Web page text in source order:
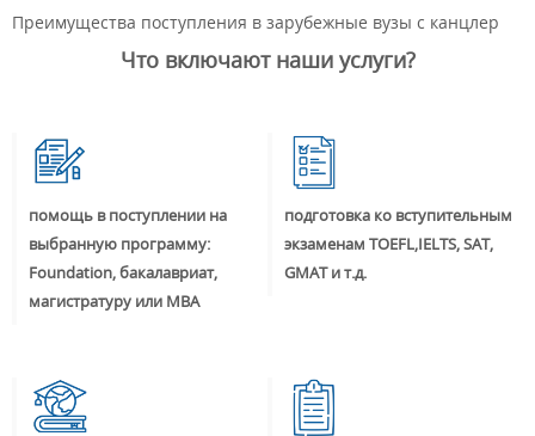
Преимущества поступления в зарубежные вузы с канцлер
Что включают наши услуги?
помощь в поступлении на
выбранную программу:
Foundation, бакалавриат,
магистратуру или MBA
подготовка ко вступительным
экзаменам TOEFL,IELTS, SAT,
GMAT и т.д.